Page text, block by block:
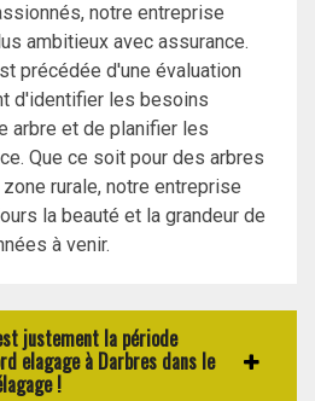
notre entreprise
ambitieux avec assurance.
précédée d'une évaluation
d'identifier les besoins
arbre et de planifier les
Que ce soit pour des arbres
rurale, notre entreprise
la beauté et la grandeur de
à venir.
justement la période
elagage à Darbres dans le
!